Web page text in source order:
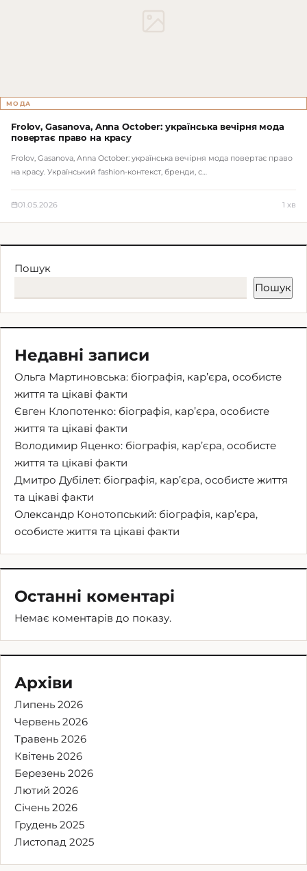
МОДА
Frolov, Gasanova, Anna October: українська вечірня мода
повертає право на красу
Frolov, Gasanova, Anna October: українська вечірня мода повертає право
на красу. Український fashion-контекст, бренди, с…
01.05.2026 1 хв
Пошук
Пошук
Недавні записи
Ольга Мартиновська: біографія, кар’єра, особисте
життя та цікаві факти
Євген Клопотенко: біографія, кар’єра, особисте
життя та цікаві факти
Володимир Яценко: біографія, кар’єра, особисте
життя та цікаві факти
Дмитро Дубілет: біографія, кар’єра, особисте життя
та цікаві факти
Олександр Конотопський: біографія, кар’єра,
особисте життя та цікаві факти
Останні коментарі
Немає коментарів до показу.
Архіви
Липень 2026
Червень 2026
Травень 2026
Квітень 2026
Березень 2026
Лютий 2026
Січень 2026
Грудень 2025
Листопад 2025